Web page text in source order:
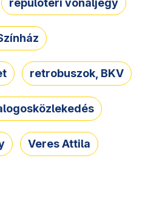
repülőtéri vonaljegy
retrobuszok, BKV
Veres Attila